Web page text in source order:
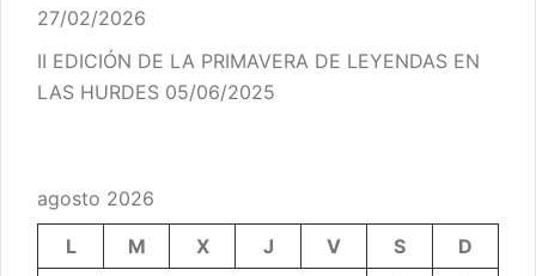
27/02/2026
II EDICIÓN DE LA PRIMAVERA DE LEYENDAS EN
LAS HURDES 05/06/2025
agosto 2026
L
M X J V S
D